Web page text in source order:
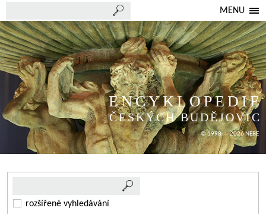
MENU
ENCYKLOPEDIE
ČESKÝCH BUDĚJOVIC
© 1998 — 2026 NEBE
rozšířené vyhledávání